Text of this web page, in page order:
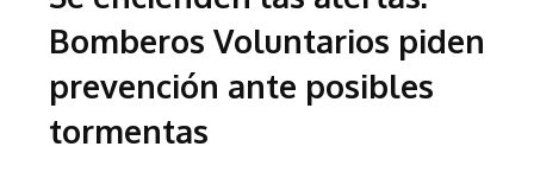
Bomberos Voluntarios piden
prevención ante posibles
tormentas